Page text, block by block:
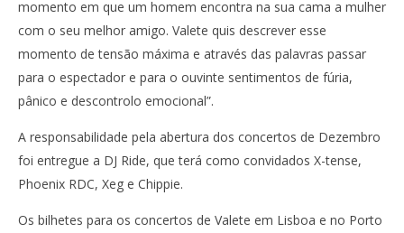
momento em que um homem encontra na sua cama a mulher
com o seu melhor amigo. Valete quis descrever esse
momento de tensão máxima e através das palavras passar
para o espectador e para o ouvinte sentimentos de fúria,
pânico e descontrolo emocional”.
A responsabilidade pela abertura dos concertos de Dezembro
foi entregue a DJ Ride, que terá como convidados X-tense,
Phoenix RDC, Xeg e Chippie.
Os bilhetes para os concertos de Valete em Lisboa e no Porto